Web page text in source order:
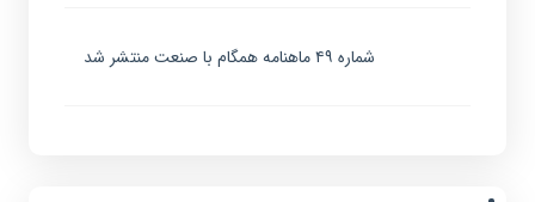
شماره ۴۹ ماهنامه همگام با صنعت منتشر شد